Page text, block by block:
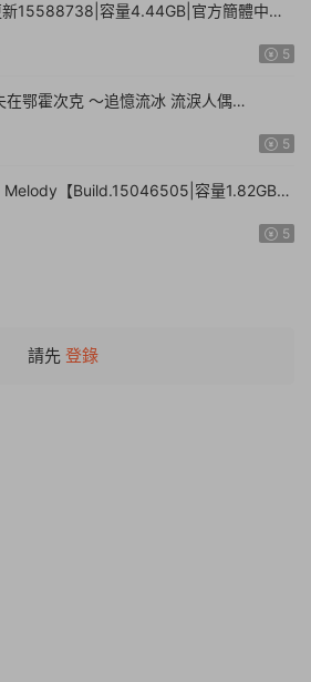
新15588738|容量4.44GB|官方簡體中
5
鄂霍次克 ～追憶流冰 流淚人偶
Okhotsk Disappearance ~Memories in
5
Melody【Build.15046505|容量1.82GB|
5
請先 登錄